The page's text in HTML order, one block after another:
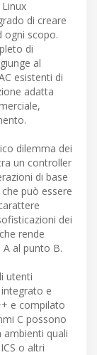
di creare
ogni scopo.
di
al
esistenti di
adatta
dilemma dei
un controller
di base
può essere
dei
rende
al punto B.
utenti
e
e compilato
C possono
quali
o altri